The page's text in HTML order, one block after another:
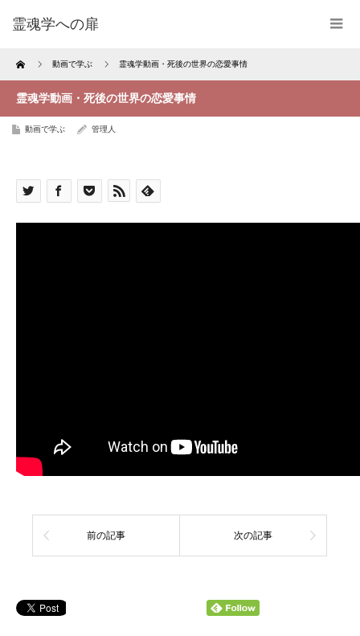
霊魂学への扉
Home 動画で学ぶ 霊魂学動画・死後の世界の恋愛事情
霊魂学動画・死後の世界の恋愛事情
動画で学ぶ 管理人
前の記事 次の記事